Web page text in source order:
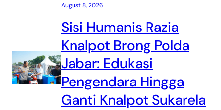
August 8, 2026
Sisi Humanis Razia
Knalpot Brong Polda
Jabar: Edukasi
Pengendara Hingga
Ganti Knalpot Sukarela